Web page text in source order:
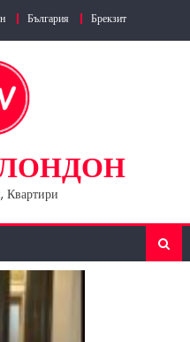
България Брекзит
Квартири